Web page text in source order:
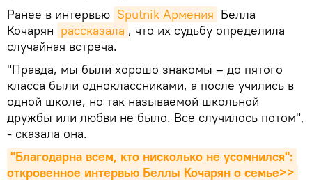
Ранее в интервью Sputnik Армения Белла
Кочарян рассказала , что их судьбу определила
случайная встреча.
"Правда, мы были хорошо знакомы – до пятого
класса были одноклассниками, а после учились в
одной школе, но так называемой школьной
дружбы или любви не было. Все случилось потом",
- сказала она.
"Благодарна всем, кто нисколько не усомнился":
откровенное интервью Беллы Кочарян о семье>>